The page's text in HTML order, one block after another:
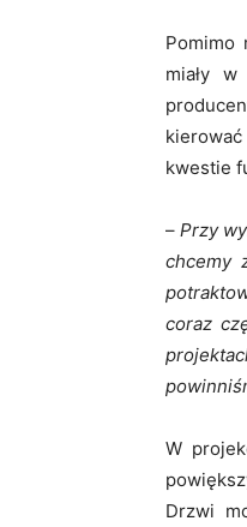
Pomimo
miały
kwestie
– Przy
chcemy
coraz
W
Drzwi